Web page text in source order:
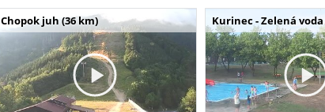
Chopok juh (36 km) Kurinec - Zelená voda